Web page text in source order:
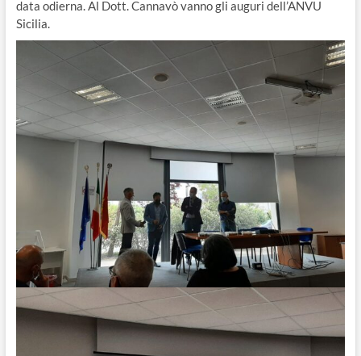
data odierna. Al Dott. Cannavò vanno gli auguri dell’ANVU
Sicilia.